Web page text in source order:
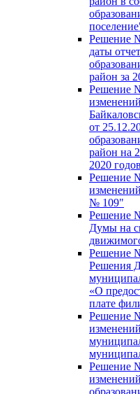
Решение
даты
район за
Решение
от
район на
2020
Решение
№ 109"
Решение
Думы на
Решение
Решения
«О
плате
Решение
Решение